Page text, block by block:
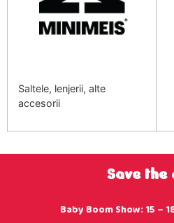
Saltele, lenjerii, alte
accesorii
Save the
Baby Boom Show: 15 –